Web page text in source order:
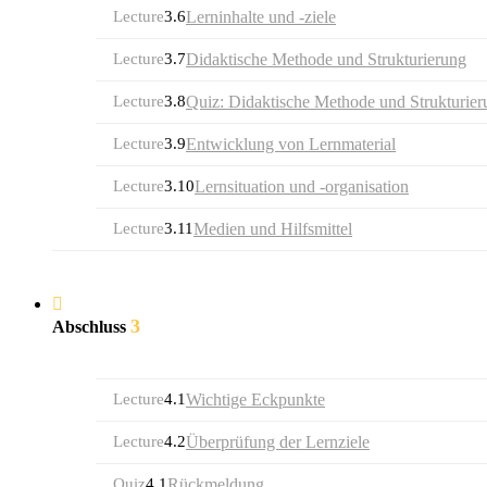
Lecture3.6Lerninhalte und -ziele
Lecture3.7Didaktische Methode und Strukturierung
Lecture3.8Quiz: Didaktische Methode und
Lecture3.9Entwicklung von Lernmaterial
Lecture3.10Lernsituation und -organisation
Lecture3.11Medien und Hilfsmittel
Abschluss 3
Lecture4.1Wichtige Eckpunkte
Lecture4.2Überprüfung der Lernziele